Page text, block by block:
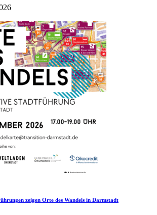
zeigen Orte des Wandels in Darmstadt